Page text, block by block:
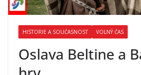
HISTORIE A SOUČASNOST VOLNÝ ČAS
Oslava Beltine a